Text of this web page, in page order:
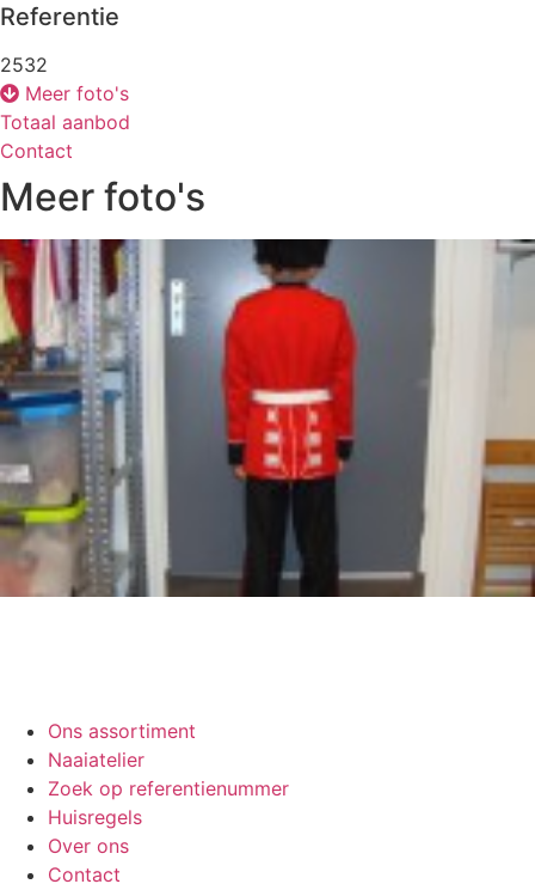
Referentie
2532
Meer foto's
Totaal aanbod
Contact
Meer foto's
Ons assortiment
Naaiatelier
Zoek op referentienummer
Huisregels
Over ons
Contact